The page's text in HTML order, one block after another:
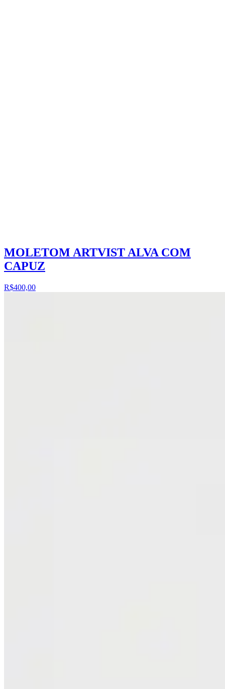
MOLETOM ARTVIST ALVA COM
CAPUZ
R$400,00